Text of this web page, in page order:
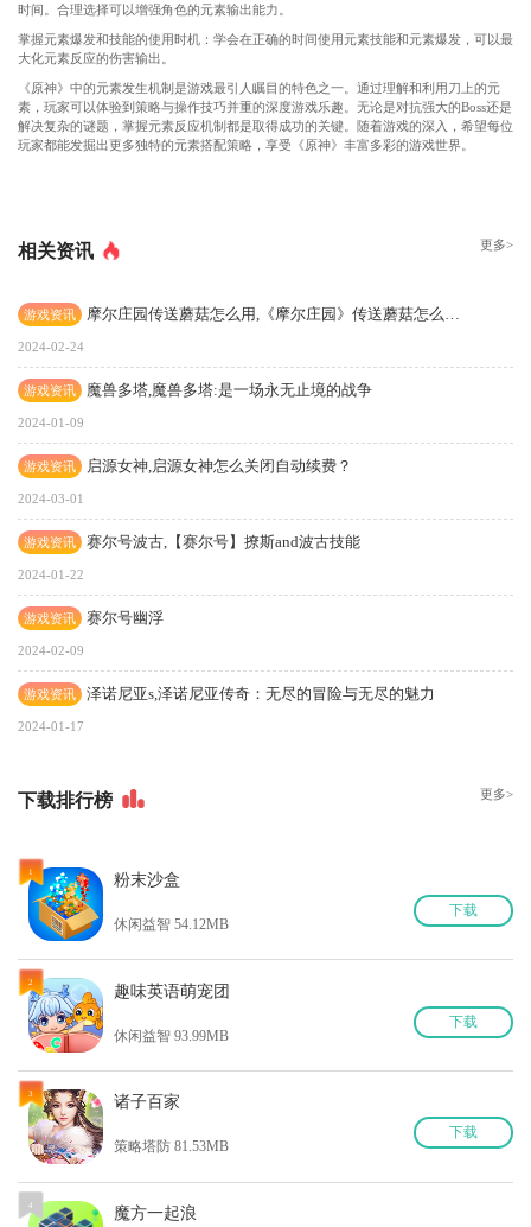
时间。合理选择可以增强角色的元素输出能力。
掌握元素爆发和技能的使用时机：学会在正确的时间使用元素技能和元素爆发，可以最
大化元素反应的伤害输出。
《原神》中的元素发生机制是游戏最引人瞩目的特色之一。通过理解和利用刀上的元
素，玩家可以体验到策略与操作技巧并重的深度游戏乐趣。无论是对抗强大的Boss还是
解决复杂的谜题，掌握元素反应机制都是取得成功的关键。随着游戏的深入，希望每位
玩家都能发掘出更多独特的元素搭配策略，享受《原神》丰富多彩的游戏世界。
相关资讯 更多>
游戏资讯
2024-02-24
游戏资讯 魔兽多塔,魔兽多塔:是一场永无止境的战争
2024-01-09
游戏资讯 启源女神,启源女神怎么关闭自动续费？
2024-03-01
游戏资讯 赛尔号波古,【赛尔号】撩斯and波古技能
2024-01-22
游戏资讯 赛尔号幽浮
2024-02-09
游戏资讯 泽诺尼亚s,泽诺尼亚传奇：无尽的冒险与无尽的魅力
2024-01-17
下载排行榜 更多>
1 粉末沙盒
休闲益智 54.12MB
下载
2 趣味英语萌宠团
休闲益智 93.99MB
下载
3 诸子百家
策略塔防 81.53MB
下载
4 魔方一起浪